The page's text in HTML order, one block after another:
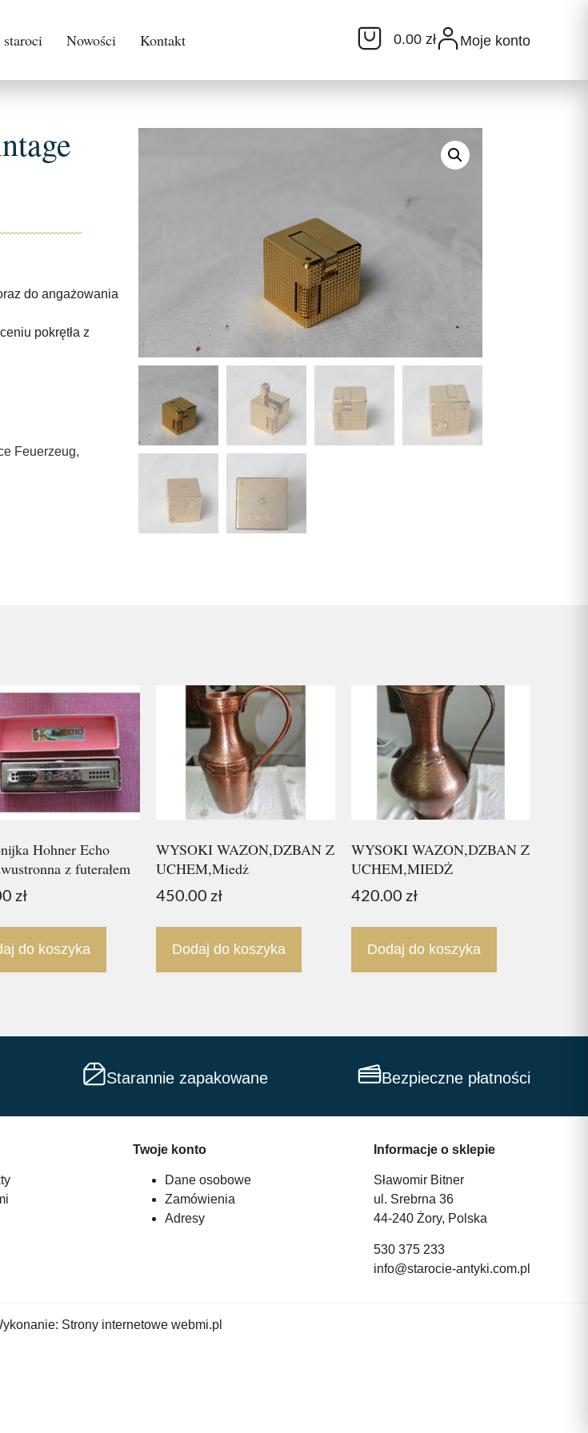
Nowości Kontakt 0.00 zł Moje konto
do angażowania
pokrętła z
Feuerzeug,
Hohner Echo
z futerałem
zł
do koszyka
WYSOKI WAZON,DZBAN Z
UCHEM,Miedż
450.00 zł
Dodaj do koszyka
WYSOKI WAZON,DZBAN Z
UCHEM,MIEDŻ
420.00 zł
Dodaj do koszyka
Starannie zapakowane Bezpieczne płatności
Twoje konto
Dane osobowe
Zamówienia
Adresy
Informacje o sklepie
Sławomir Bitner
ul. Srebrna 36
44-240 Żory, Polska
530 375 233
info@starocie-antyki.com.pl
Strony internetowe webmi.pl